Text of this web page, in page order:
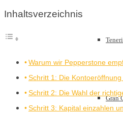
Gran
Inhaltsverzeichnis
Warum wir Pepperstone
Schritt 1: Die
Schritt 2: Die Wahl der
Schritt 3: Kapital einzahlen